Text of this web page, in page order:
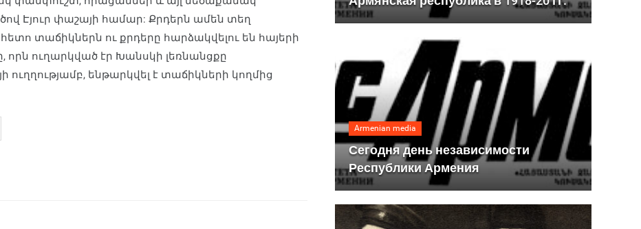
Էյուր փաշայի համար: Քրդերն ամեն տեղ
տաճիկներն ու քրդերը հարձակվելու են հայերի
որն ուղարկված էր Խանսկի լեռնանցքը
ուղղությամբ, ենթարկվել է տաճիկների կողմից
Armenian media
Сегодня день независимости
Республики Армения